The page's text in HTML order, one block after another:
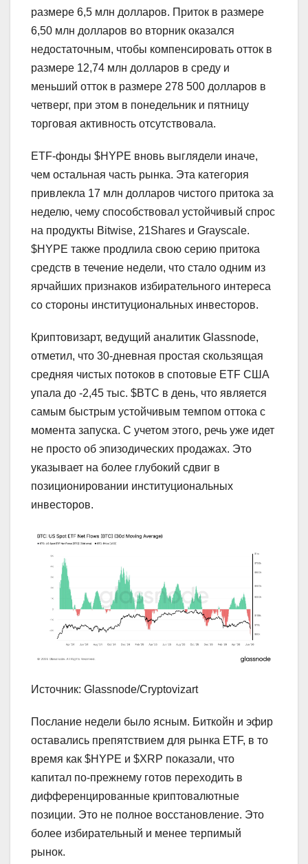
размере 6,5 млн долларов. Приток в размере
6,50 млн долларов во вторник оказался
недостаточным, чтобы компенсировать отток в
размере 12,74 млн долларов в среду и
меньший отток в размере 278 500 долларов в
четверг, при этом в понедельник и пятницу
торговая активность отсутствовала.
ETF-фонды $HYPE вновь выглядели иначе,
чем остальная часть рынка. Эта категория
привлекла 17 млн долларов чистого притока за
неделю, чему способствовал устойчивый спрос
на продукты Bitwise, 21Shares и Grayscale.
$HYPE также продлила свою серию притока
средств в течение недели, что стало одним из
ярчайших признаков избирательного интереса
со стороны институциональных инвесторов.
Криптовизарт, ведущий аналитик Glassnode,
отметил, что 30-дневная простая скользящая
средняя чистых потоков в спотовые ETF США
упала до -2,45 тыс. $BTC в день, что является
самым быстрым устойчивым темпом оттока с
момента запуска. С учетом этого, речь уже идет
не просто об эпизодических продажах. Это
указывает на более глубокий сдвиг в
позиционировании институциональных
инвесторов.
Источник: Glassnode/Cryptovizart
Послание недели было ясным. Биткойн и эфир
оставались препятствием для рынка ETF, в то
время как $HYPE и $XRP показали, что
капитал по-прежнему готов переходить в
дифференцированные криптовалютные
позиции. Это не полное восстановление. Это
более избирательный и менее терпимый
рынок.